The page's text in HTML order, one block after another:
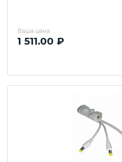
Ваша цена
1 511.00 ₽